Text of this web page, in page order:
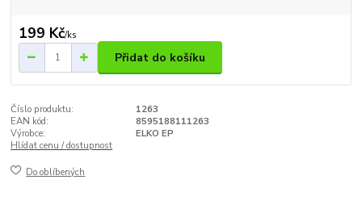
199 Kč/ks
Přidat do košíku
Číslo produktu:
1263
EAN kód:
8595188111263
Výrobce:
ELKO EP
Hlídat cenu / dostupnost
Do oblíbených